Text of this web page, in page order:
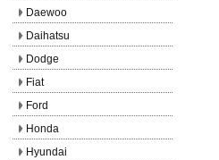
Daewoo
Daihatsu
Dodge
Fiat
Ford
Honda
Hyundai